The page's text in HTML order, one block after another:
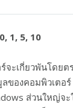
1, 5, 10
จะเกี่ยวพันโดยต
ของคอมพิวเตอร์
ส่วนใหญ่จะ